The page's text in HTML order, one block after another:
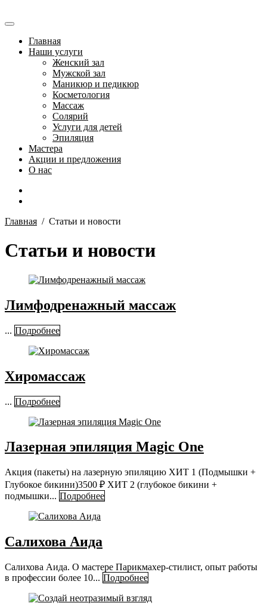
Главная
Наши услуги
Женский зал
Мужской зал
Маникюр и педикюр
Косметология
Массаж
Солярий
Услуги для детей
Эпиляция
Мастера
Акции и предложения
О нас
Главная / Статьи и новости
Статьи и новости
Лимфодренажный массаж
... Подробнее
Хиромассаж
... Подробнее
Лазерная эпиляция Magic One
Акция (пакеты) на лазерную эпиляцию ХИТ 1 (Подмышки +
Глубокое бикини)3500 ₽ ХИТ 2 (глубокое бикини +
подмышки... Подробнее
Салихова Аида
Салихова Аида. О мастере Парикмахер-стилист, опыт работы
в профессии более 10... Подробнее